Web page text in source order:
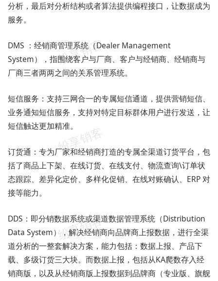
分析，最后对分析结构或者算法提供编程接口，让数据成为
服务。
DMS ：经销商管理系统（Dealer Management
System），指围绕客户与厂商、客户与经销商、经销商与
厂商三者两两之间的关系管理系统。
短信服务：支持三网合一的专属短信通道，提供营销短信、
业务通知短信服务，支持对特定目标群体用户进行发送，让
短信触达更加精准。
订货通：专为厂家和经销商打造的专属全渠道订货平台，包
括了商品上下架、在线订货、在线支付、物流查询\订单状
态跟踪、差异化定价、多样化促销、在线对账确认、ERP 对
接等能力。
DDS：即分销数据系统或渠道数据管理系统（Distribution
Data System），解决经销商向品牌商上报数据，进行全渠
道分析的一整套解决方案，能力包括：数据上报、产品下
载、多级订货三大块。而数据上报，包括从KA爬数存入经
销商版，以及从经销商版上报数据到品牌商（专业版、旗舰